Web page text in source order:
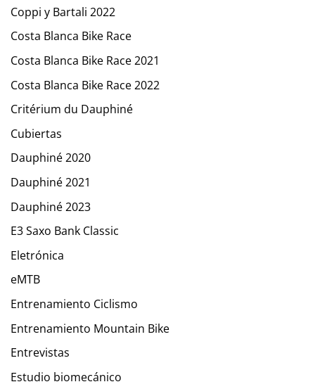
Coppi y Bartali 2022
Costa Blanca Bike Race
Costa Blanca Bike Race 2021
Costa Blanca Bike Race 2022
Critérium du Dauphiné
Cubiertas
Dauphiné 2020
Dauphiné 2021
Dauphiné 2023
E3 Saxo Bank Classic
Eletrónica
eMTB
Entrenamiento Ciclismo
Entrenamiento Mountain Bike
Entrevistas
Estudio biomecánico